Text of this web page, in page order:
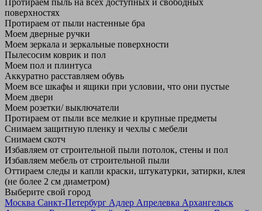
Протираем пыль на всех доступных и свободных
поверхностях
Протираем от пыли настенные бра
Моем дверные ручки
Моем зеркала и зеркальные поверхности
Пылесосим коврик и пол
Моем пол и плинтуса
Аккуратно расставляем обувь
Моем все шкафы и ящики при условии, что они пустые
Моем двери
Моем розетки/ выключатели
Протираем от пыли все мелкие и крупные предметы
Снимаем защитную пленку и чехлы с мебели
Снимаем скотч
Избавляем от строительной пыли потолок, стены и пол
Избавляем мебель от строительной пыли
Оттираем следы и капли краски, штукатурки, затирки, клея
(не более 2 см диаметром)
Выберите свой город
Москва Санкт-Петербург Адлер Апрелевка Архангельск